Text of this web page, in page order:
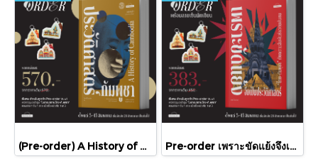
(Pre-order) A History of Cambodia ประวัติศาสตร์กัมพูชา (ฉบับปรับปรุงใหม่) / David Chandler / มติชน Pre-order เพราะขัดแย้งจึงเป็นประวัติศาสตร์ "ไทย-กัมพูชา" กับความสัมพันธ์หวานปนขม / มติชน